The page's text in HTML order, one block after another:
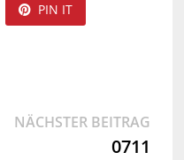
PIN IT
NÄCHSTER BEITRAG
0711